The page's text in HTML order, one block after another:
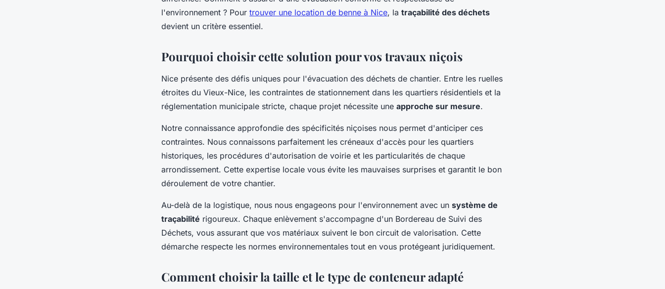
l'environnement ? Pour trouver une location de benne à Nice, la traçabilité des déchets
devient un critère essentiel.
Pourquoi choisir cette solution pour vos travaux niçois
Nice présente des défis uniques pour l'évacuation des déchets de chantier. Entre les ruelles
étroites du Vieux-Nice, les contraintes de stationnement dans les quartiers résidentiels et la
réglementation municipale stricte, chaque projet nécessite une approche sur mesure.
Notre connaissance approfondie des spécificités niçoises nous permet d'anticiper ces
contraintes. Nous connaissons parfaitement les créneaux d'accès pour les quartiers
historiques, les procédures d'autorisation de voirie et les particularités de chaque
arrondissement. Cette expertise locale vous évite les mauvaises surprises et garantit le bon
déroulement de votre chantier.
Au-delà de la logistique, nous nous engageons pour l'environnement avec un système de
traçabilité rigoureux. Chaque enlèvement s'accompagne d'un Bordereau de Suivi des
Déchets, vous assurant que vos matériaux suivent le bon circuit de valorisation. Cette
démarche respecte les normes environnementales tout en vous protégeant juridiquement.
Comment choisir la taille et le type de conteneur adapté